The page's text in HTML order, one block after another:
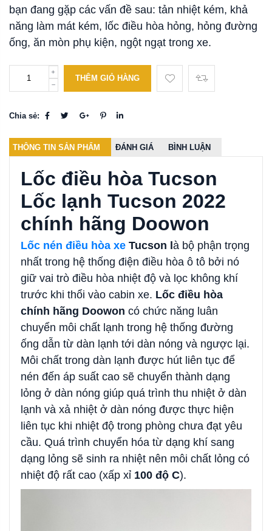
bạn đang gặp các vấn đề sau: tản nhiệt kém, khả
năng làm mát kém, lốc điều hòa hỏng, hỏng đường
ống, ăn mòn phụ kiện, ngột ngạt trong xe.
THÊM GIỎ HÀNG
Chia sẻ:
THÔNG TIN SẢN PHẨM ĐÁNH GIÁ BÌNH LUẬN
Lốc điều hòa Tucson
Lốc lạnh Tucson 2022
chính hãng Doowon
Lốc nén điều hòa xe Tucson l à bộ phận trọng
nhất trong hệ thống điện điều hòa ô tô bởi nó
giữ vai trò điều hòa nhiệt độ và lọc không khí
trước khi thổi vào cabin xe. Lốc điều hòa
chính hãng Doowon có chức năng luân
chuyển môi chất lạnh trong hệ thống đường
ống dẫn từ dàn lạnh tới dàn nóng và ngược lại.
Môi chất trong dàn lạnh được hút liên tục để
nén đến áp suất cao sẽ chuyển thành dạng
lỏng ở dàn nóng giúp quá trình thu nhiệt ở dàn
lạnh và xả nhiệt ở dàn nóng được thực hiện
liên tục khi nhiệt độ trong phòng chưa đạt yêu
cầu. Quá trình chuyển hóa từ dạng khí sang
dạng lỏng sẽ sinh ra nhiệt nên môi chất lỏng có
nhiệt độ rất cao (xấp xỉ 100 độ C).